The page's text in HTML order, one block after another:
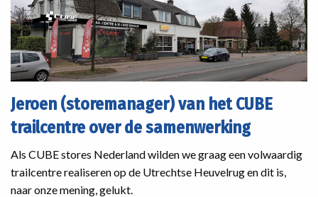
Jeroen (storemanager) van het CUBE
trailcentre over de samenwerking
Als CUBE stores Nederland wilden we graag een volwaardig
trailcentre realiseren op de Utrechtse Heuvelrug en dit is,
naar onze mening, gelukt.